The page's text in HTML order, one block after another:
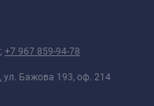
; +7 967 859-94-78
ул. Бажова 193, оф. 214